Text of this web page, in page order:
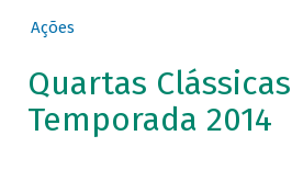
Ações
Quartas
Temporada 2014